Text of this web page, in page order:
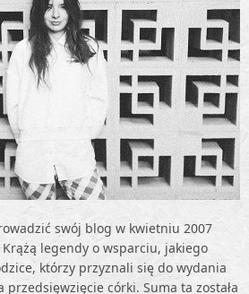
swój blog w kwietniu 2007
legendy o wsparciu, jakiego
którzy przyznali się do wydania
córki. Suma ta została